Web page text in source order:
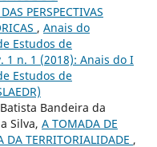
PERSPECTIVAS
, Anais do
Estudos de
1 n. 1 (2018): Anais do I
Estudos de
Bandeira da
Silva, A TOMADA DE
DA TERRITORIALIDADE ,